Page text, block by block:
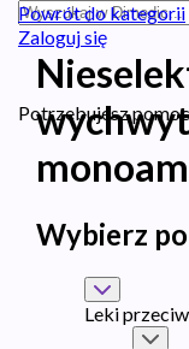
Zaloguj się
Potrzebujesz
Powrót do kategorii
Wybierz
Leki